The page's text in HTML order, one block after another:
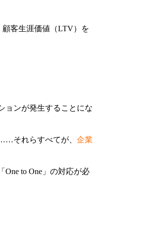
顧客生涯価値（LTV）を
ョンが発生することにな
それらすべてが、 企業
to One」の対応が必